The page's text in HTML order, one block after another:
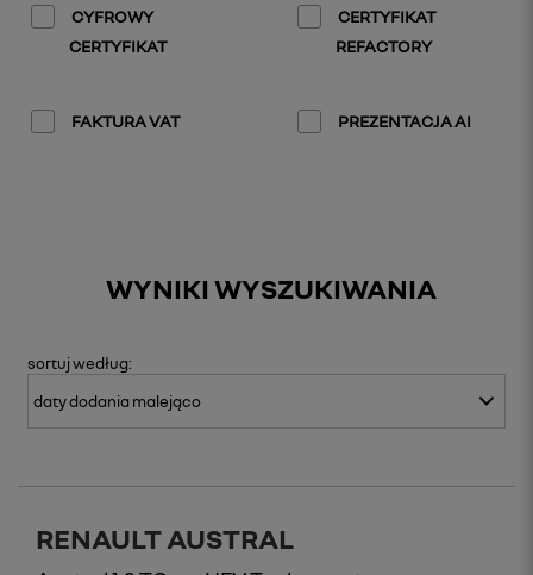
CYFROWY
CERTYFIKAT
CERTYFIKAT
REFACTORY
FAKTURA VAT PREZENTACJA AI
WYNIKI WYSZUKIWANIA
sortujwedług:
RENAULT AUSTRAL